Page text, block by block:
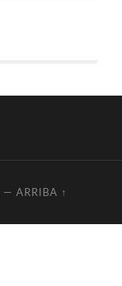
—ARRIBA ↑